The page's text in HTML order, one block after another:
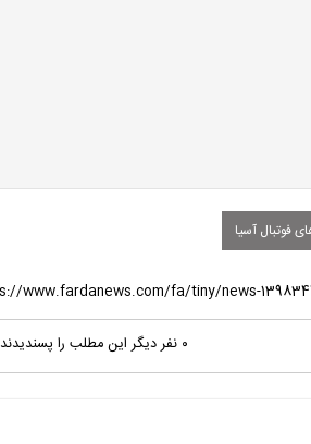
فوتبال آسیا
۰ نفر دیگر این مطلب را پسندیدند